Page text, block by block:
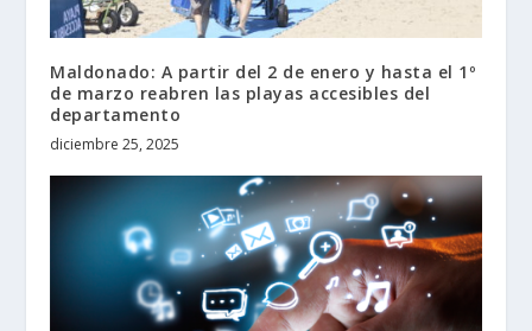
Maldonado: A partir del 2 de enero y hasta el 1º
de marzo reabren las playas accesibles del
departamento
diciembre 25, 2025